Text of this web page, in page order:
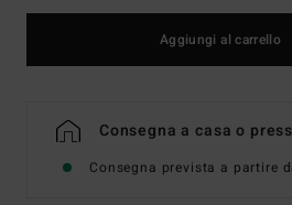
Aggiungi al carrello
Consegna a casa o
Consegna prevista a partire